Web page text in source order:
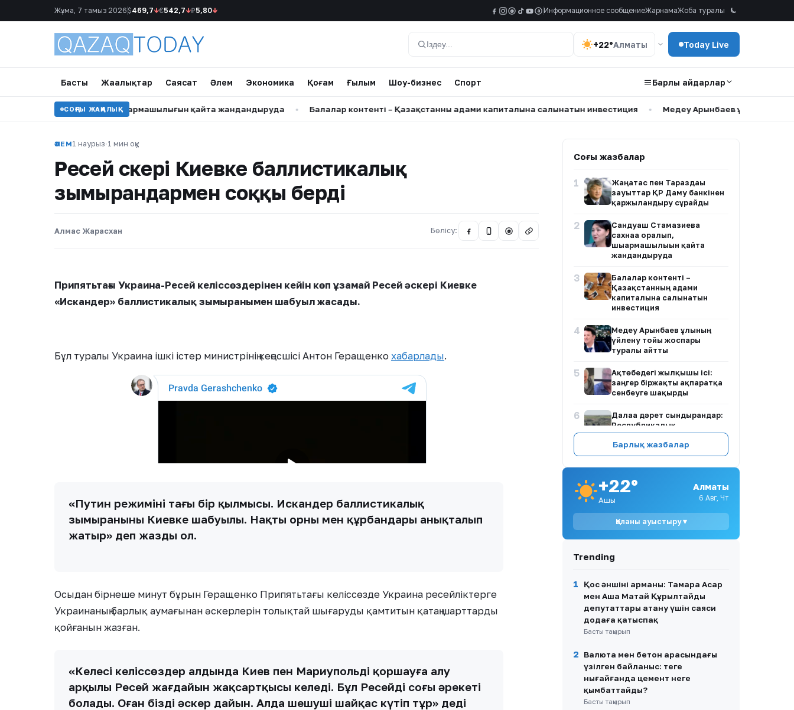
Жұма, 7 тамыз 2026 $469,7↓€542,7↓₽5,80↓ @ a Информационное сообщениеЖарнамаЖоба туралы
Іздеу
+22°Алматы Today Live
Басты Жаңалықтар Саясат Әлем Экономика Қоғам Ғылым Шоу-бизнес Спорт Барлық айдарлар
СОҢҒЫ ЖАҢАЛЫҚ
оралып, шығармашылығын қайта жандандыруда • Балалар контенті – Қазақстанның адами капиталына салынатын инвестиция • Медеу Арынбаев ұлының үйлену тойы
ӘЛЕМ1 наурыз·1 мин оқу
Ресей әскері Киевке баллистикалық
зымырандармен соққы берді
Алмас Жарасхан Бөлісу: @
Припятьтағы Украина-Ресей келіссөздерінен кейін көп ұзамай Ресей әскері Киевке
«Искандер» баллистикалық зымыранымен шабуыл жасады.
Бұл туралы Украина ішкі істер министрінің кеңесшісі Антон Геращенко хабарлады.
«Путин режимінің тағы бір қылмысы. Искандер баллистикалық
зымыранының Киевке шабуылы. Нақты орны мен құрбандары анықталып
жатыр» деп жазды ол.
Осыдан бірнеше минут бұрын Геращенко Припятьтағы келіссөзде Украина ресейліктерге
Украинаның барлық аумағынан әскерлерін толықтай шығаруды қамтитын қатаң шарттарды
қойғанын жазған.
«Келесі келіссөздер алдында Киев пен Мариупольді қоршауға алу
арқылы Ресей жағдайын жақсартқысы келеді. Бұл Ресейдің соңғы әрекеті
болады. Оған біздің әскер дайын. Алда шешуші шайқас күтіп тұр» деді
Соңғы жазбалар
1
Жаңатас пен Тараздағы
зауыттар ҚР Даму банкінен
қаржыландыру сұрайды
2
Сандуғаш Стамғазиева
сахнаға оралып,
шығармашылығын қайта
жандандыруда
3
Балалар контенті –
Қазақстанның адами
капиталына салынатын
инвестиция
4
Медеу Арынбаев ұлының
үйлену тойы жоспары
туралы айтты
5
Ақтөбедегі жылқышы ісі:
заңгер біржақты ақпаратқа
сенбеуге шақырды
6
Далаға дәрет сындырғандар:
Республикалық
тасжолдардағы
антисанитария жаға ұстатты
7
Балалар жүретін көшеде
облысында иті үйректерді
таланған иесі тек 43 мың
8
Көпірсіз Көктaл: Алматы
облысында 2,5 мың тұрғын
бет келуде
9
719 мың жанға жәрдем:
Қазақстанда ерекше
қажеттіліктері бар
азаматтарды қолдау қалай
жүзеге асырылып жатыр?
Алтынай Жорабаева
келбетіне өзгеріс енгізгенін
айтты
Барлық жазбалар
+22°
Ашық
Алматы
6 Авг, Чт
Қаланы ауыстыру ▾
Trending
1
Қос әншінің арманы: Тамара Асар
мен Аша Матай Құрылтайдың
депутаттары атану үшін саяси
додаға қатыспақ
Басты тақырып
2
Валюта мен бетон арасындағы
үзілген байланыс: теңге
нығайғанда цемент неге
қымбаттайды?
Басты тақырып